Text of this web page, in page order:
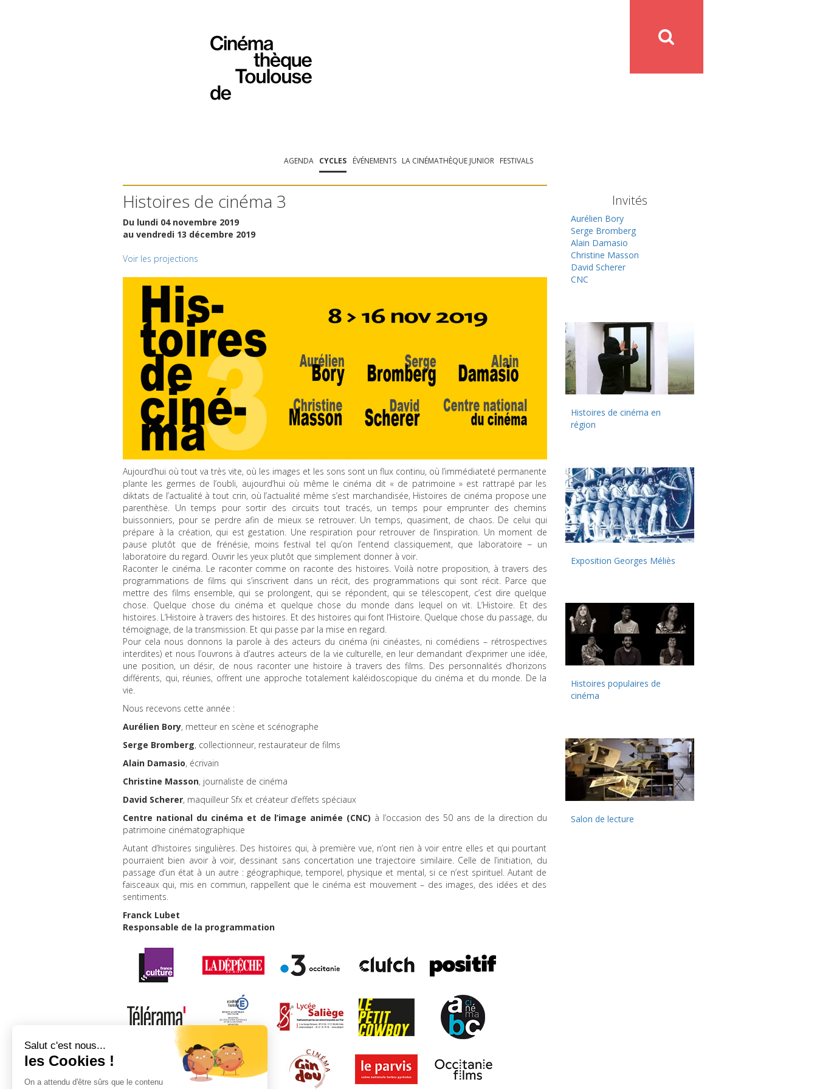
AGENDA CYCLES ÉVÉNEMENTS LA CINÉMATHÈQUE JUNIOR FESTIVALS
Histoires de cinéma 3
Du lundi 04 novembre 2019
au vendredi 13 décembre 2019
Voir les projections
Aujourd’hui où tout va très vite, où les images et les sons sont un flux continu, où l’immédiateté permanente
plante les germes de l’oubli, aujourd’hui où même le cinéma dit « de patrimoine » est rattrapé par les
diktats de l’actualité à tout crin, où l’actualité même s’est marchandisée, Histoires de cinéma propose une
parenthèse. Un temps pour sortir des circuits tout tracés, un temps pour emprunter des chemins
buissonniers, pour se perdre afin de mieux se retrouver. Un temps, quasiment, de chaos. De celui qui
prépare à la création, qui est gestation. Une respiration pour retrouver de l’inspiration. Un moment de
pause plutôt que de frénésie, moins festival tel qu’on l’entend classiquement, que laboratoire − un
laboratoire du regard. Ouvrir les yeux plutôt que simplement donner à voir.
Raconter le cinéma. Le raconter comme on raconte des histoires. Voilà notre proposition, à travers des
programmations de films qui s’inscrivent dans un récit, des programmations qui sont récit. Parce que
mettre des films ensemble, qui se prolongent, qui se répondent, qui se télescopent, c’est dire quelque
chose. Quelque chose du cinéma et quelque chose du monde dans lequel on vit. L’Histoire. Et des
histoires. L’Histoire à travers des histoires. Et des histoires qui font l’Histoire. Quelque chose du passage, du
témoignage, de la transmission. Et qui passe par la mise en regard.
Pour cela nous donnons la parole à des acteurs du cinéma (ni cinéastes, ni comédiens – rétrospectives
interdites) et nous l’ouvrons à d’autres acteurs de la vie culturelle, en leur demandant d’exprimer une idée,
une position, un désir, de nous raconter une histoire à travers des films. Des personnalités d’horizons
différents, qui, réunies, offrent une approche totalement kaléidoscopique du cinéma et du monde. De la
vie.
Nous recevons cette année :
Aurélien Bory, metteur en scène et scénographe
Serge Bromberg, collectionneur, restaurateur de films
Alain Damasio, écrivain
Christine Masson, journaliste de cinéma
David Scherer, maquilleur Sfx et créateur d’effets spéciaux
Centre national du cinéma et de l’image animée (CNC) à l’occasion des 50 ans de la direction du
patrimoine cinématographique
Autant d’histoires singulières. Des histoires qui, à première vue, n’ont rien à voir entre elles et qui pourtant
pourraient bien avoir à voir, dessinant sans concertation une trajectoire similaire. Celle de l’initiation, du
passage d’un état à un autre : géographique, temporel, physique et mental, si ce n’est spirituel. Autant de
faisceaux qui, mis en commun, rappellent que le cinéma est mouvement – des images, des idées et des
sentiments.
Franck Lubet
Responsable de la programmation
Invités
Aurélien Bory
Serge Bromberg
Alain Damasio
Christine Masson
David Scherer
CNC
Histoires de cinéma en
région
Exposition Georges Méliès
Histoires populaires de
cinéma
Salon de lecture